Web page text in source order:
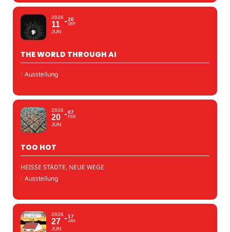
2026
11
JUN
20
SEP
THE WORLD THROUGH AI
: Ausstellung
2026
20
JUN
07
FEB
TOO HOT
HEISSE STÄDTE, NEUE WEGE
: Ausstellung
2026
27
JUN
17
JAN